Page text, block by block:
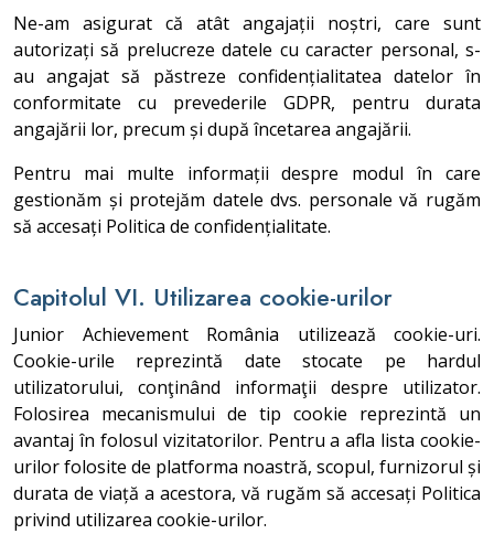
Ne-am asigurat că atât angajații noștri, care sunt
autorizați să prelucreze datele cu caracter personal, s-
au angajat să păstreze confidențialitatea datelor în
conformitate cu prevederile GDPR, pentru durata
angajării lor, precum și după încetarea angajării.
Pentru mai multe informații despre modul în care
gestionăm și protejăm datele dvs. personale vă rugăm
să accesați Politica de confidențialitate.
Capitolul VI. Utilizarea cookie-urilor
Junior Achievement România utilizează cookie-uri.
Cookie-urile reprezintă date stocate pe hardul
utilizatorului, conţinând informaţii despre utilizator.
Folosirea mecanismului de tip cookie reprezintă un
avantaj în folosul vizitatorilor. Pentru a afla lista cookie-
urilor folosite de platforma noastră, scopul, furnizorul și
durata de viață a acestora, vă rugăm să accesați Politica
privind utilizarea cookie-urilor.